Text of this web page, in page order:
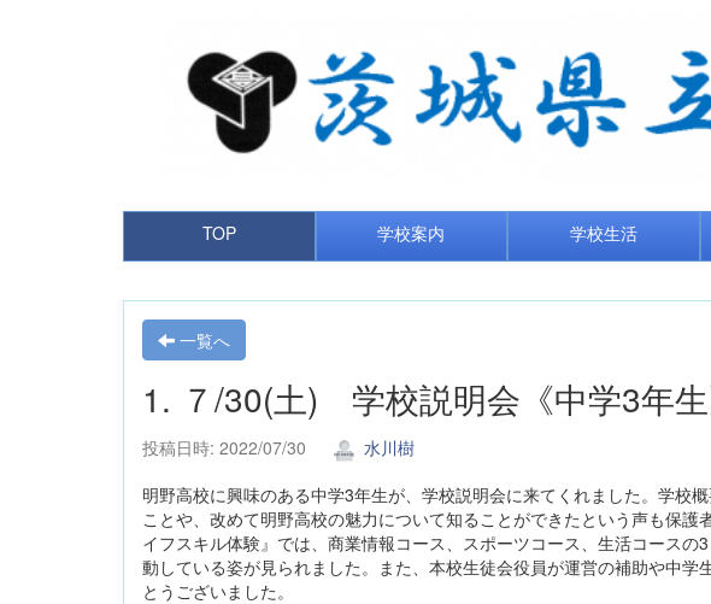
TOP 学校案内 学校生活
一覧へ
1. ７/30(土) 学校説明会《中学3年生
投稿日時: 2022/07/30
水川樹
明野高校に興味のある中学3年生が、学校説明会に来てくれました。学校
ことや、改めて明野高校の魅力について知ることができたという声も保
イフスキル体験』では、商業情報コース、スポーツコース、生活コース
動している姿が見られました。また、本校生徒会役員が運営の補助や中
とうございました。